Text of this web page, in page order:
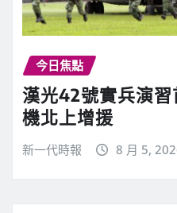
今日焦點
漢光42號實兵演
機北上增援
新一代時報 8 月 5,